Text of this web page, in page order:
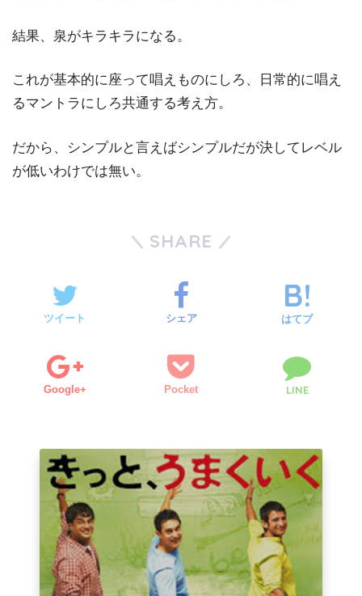
結果、泉がキラキラになる。
これが基本的に座って唱えものにしろ、日常的に唱え
るマントラにしろ共通する考え方。
だから、シンプルと言えばシンプルだが決してレベル
が低いわけでは無い。
SHARE
ツイート シェア はてブ
Google+ Pocket LINE